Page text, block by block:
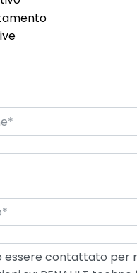
soggetta a copertura di
3G o 4G/5G a seconda
corsia
LED 3D con firma
elettrico con
1234YF